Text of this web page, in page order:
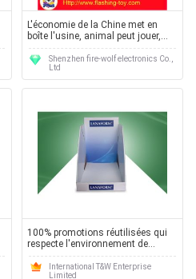
L'économie de la Chine met en
boîte l'usine, animal peut jouer,
des boîtes d'économie de PVC
Shenzhen fire-wolf electronics Co.,
Ltd
100% promotions réutilisées qui
respecte l'environnement de
présentoir de carton pour le
maquillageInternational T&W Enterprise
Limited